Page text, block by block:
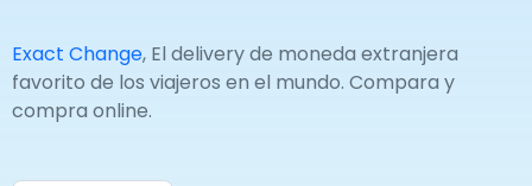
Exact Change, El delivery de moneda extranjera
favorito de los viajeros en el mundo. Compara y
compra online.